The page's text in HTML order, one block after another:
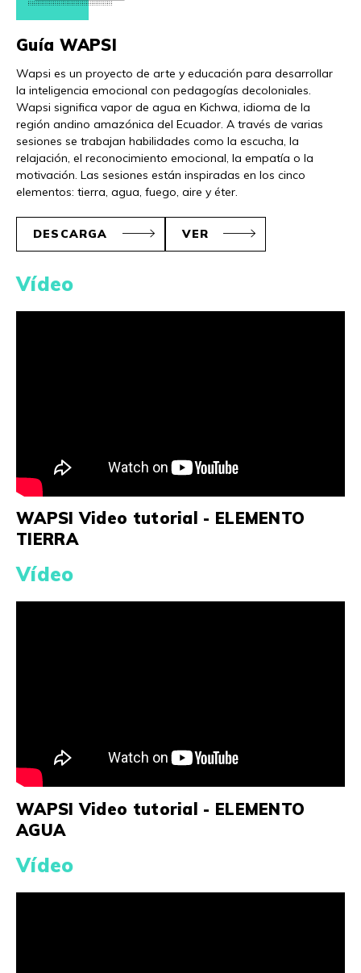
Guía WAPSI
Wapsi es un proyecto de arte y educación para desarrollar
la inteligencia emocional con pedagogías decoloniales.
Wapsi significa vapor de agua en Kichwa, idioma de la
región andino amazónica del Ecuador. A través de varias
sesiones se trabajan habilidades como la escucha, la
relajación, el reconocimiento emocional, la empatía o la
motivación. Las sesiones están inspiradas en los cinco
elementos: tierra, agua, fuego, aire y éter.
DESCARGA VER
Vídeo
WAPSI Video tutorial - ELEMENTO
TIERRA
Vídeo
WAPSI Video tutorial - ELEMENTO
AGUA
Vídeo